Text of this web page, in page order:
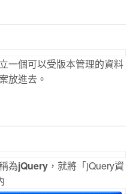
一個可以受版本管理的資料
放進去。
為jQuery ，就將「jQuery資